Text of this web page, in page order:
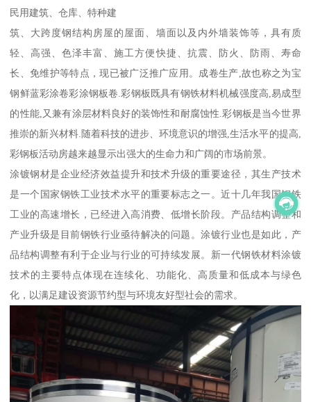
民用建筑、仓库、特种建
筑、大跨度钢结构房屋的屋面、墙面以及内外墙装饰等，具有质
轻、高强、色泽丰富、施工方便快捷、抗震、防火、防雨、寿命
长、免维护等特点，现已被广泛推广应用。成卷生产,故也称之为宝
钢鲜蓝彩涂卷彩涂钢板卷.彩钢板既具有钢铁材料机械强度高,易成型
的性能,又兼有涂层材料良好的装饰性和耐腐蚀性.彩钢板是当今世界
推崇的新兴材料.随着科技的进步、环境意识的增强,生活水平的提高,
彩钢板活动房越来越显示出强大的生命力和广阔的市场前景。
涂镀钢材是企业经济效益提升和技术升级的重要途径，其生产技术
是一个国家钢铁工业技术水平的重要标志之一。近十几年我国钢铁
工业的高速增长，已经进入高消费、低增长阶段。产品结构调整和
产业升级是目前钢铁行业亟待解决的问题。涂镀行业也是如此，产
品结构调整有利于企业与行业的可持续发展。新一代钢铁材料涂镀
技术的主要特点体现在连续化、功能化、高质量和低成本与绿色
化，以满足建设资源节约型与环境友好型社会的需求。